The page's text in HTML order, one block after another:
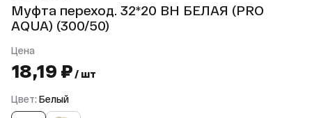
Муфта переход. 32*20 ВН БЕЛАЯ (PRO
AQUA) (300/50)
Цена
18,19 ₽ / шт
Цвет: Белый